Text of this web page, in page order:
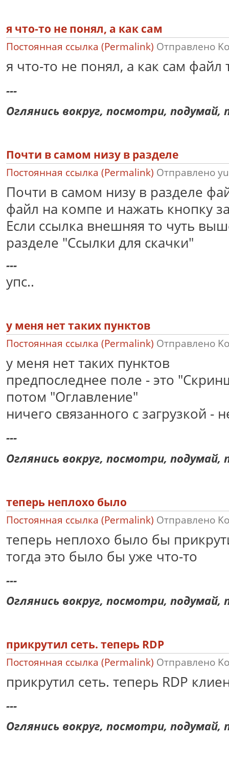
я что-то не понял, а как сам
Постоянная ссылка (Permalink) Отправлено
я что-то не понял, а как сам файл
---
Оглянись вокруг, посмотри, подумай,
Почти в самом низу в разделе
Постоянная ссылка (Permalink) Отправлено
Почти в самом низу в разделе
файл на компе и нажать кнопку
Если ссылка внешняя то чуть
разделе "Ссылки для скачки"
---
упс..
у меня нет таких пунктов
Постоянная ссылка (Permalink) Отправлено
у меня нет таких пунктов
предпоследнее поле - это
потом "Оглавление"
ничего связанного с загрузкой -
---
Оглянись вокруг, посмотри, подумай,
теперь неплохо было
Постоянная ссылка (Permalink) Отправлено
теперь неплохо было бы
тогда это было бы уже что-то
---
Оглянись вокруг, посмотри, подумай,
прикрутил сеть. теперь RDP
Постоянная ссылка (Permalink) Отправлено
прикрутил сеть. теперь RDP
---
Оглянись вокруг, посмотри, подумай,